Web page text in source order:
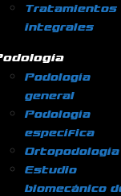
Tratamientos
integrales
Podología
general
Podología
específica
Ortopodología
Estudio
biomecánico